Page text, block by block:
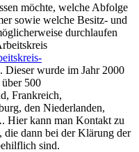
möchte, welche Abfolge
sowie welche Besitz- und
durchlaufen
Dieser wurde im Jahr 2000
500
Frankreich,
den Niederlanden,
Hier kann man Kontakt zu
die dann bei der Klärung der
sind.